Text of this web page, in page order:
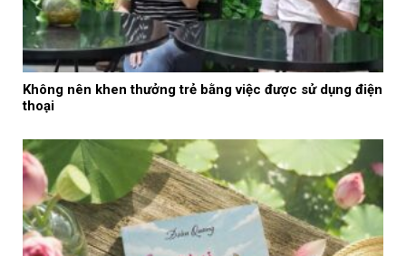
Không nên khen thưởng trẻ bằng việc được sử dụng điện
thoại